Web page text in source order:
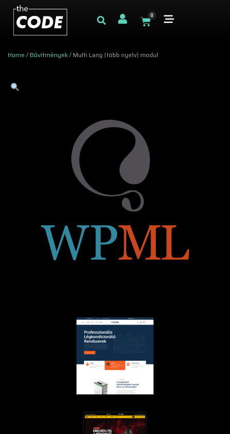
0
Home /Bővítmények/ Multi Lang (több nyelv) modul